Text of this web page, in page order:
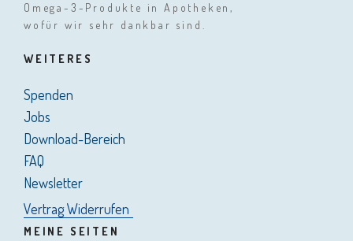
Omega-3-Produkte in Apotheken,
wofür wir sehr dankbar sind.
WEITERES
Spenden
Jobs
Download-Bereich
FAQ
Newsletter
Vertrag Widerrufen
MEINE SEITEN